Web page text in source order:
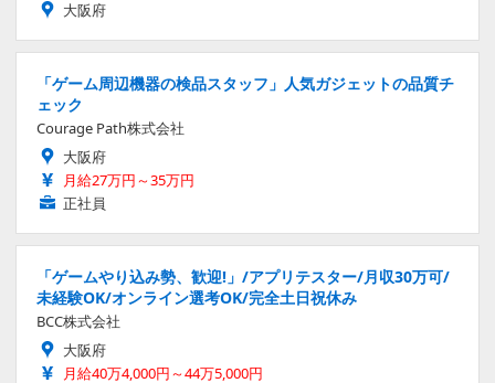
大阪府
「ゲーム周辺機器の検品スタッフ」人気ガジェットの品質チ
ェック
Courage Path株式会社
大阪府
月給27万円～35万円
正社員
「ゲームやり込み勢、歓迎!」/アプリテスター/月収30万可/
未経験OK/オンライン選考OK/完全土日祝休み
BCC株式会社
大阪府
月給40万4,000円～44万5,000円